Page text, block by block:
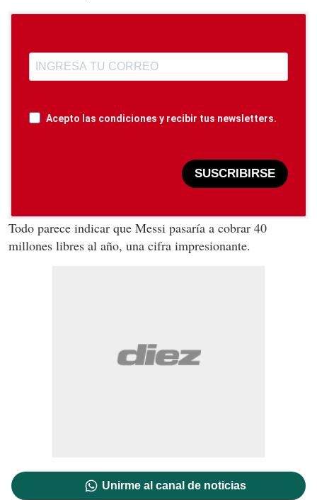
Acepto las condiciones y recibir tus newsletters.
SUSCRIBIRSE
Todo parece indicar que Messi pasaría a cobrar 40
millones libres al año, una cifra impresionante.
Unirme al canal de noticias